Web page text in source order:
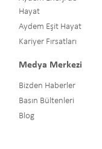
Hayat
Aydem Eşit Hayat
Kariyer Fırsatları
Medya Merkezi
Bizden Haberler
Basın Bültenleri
Blog